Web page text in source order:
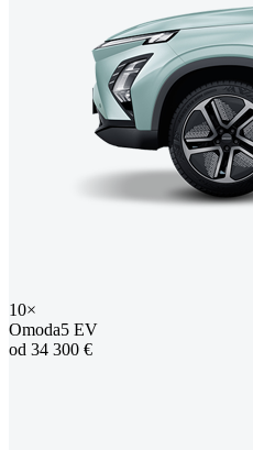
10×
Omoda5 EV
od 34 300 €